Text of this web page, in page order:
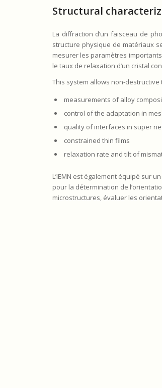
Structural
La diffraction d’un faisceau de
structure physique de matériaux
mesurer les paramètres
le taux de relaxation d’un cristal
This system allows non-
measurements of alloy
control of the adaptation in
quality of interfaces in super
constrained thin films
relaxation rate and tilt of
L’IEMN est également équipé sur
pour la détermination de
microstructures, évaluer les